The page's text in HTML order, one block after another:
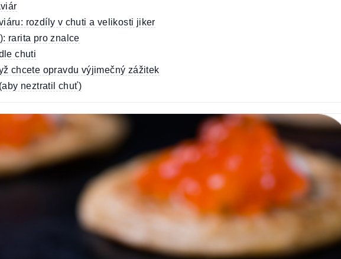
rozdíly v chuti a velikosti jiker
rarita pro znalce
chuti
chcete opravdu výjimečný zážitek
neztratil chuť)